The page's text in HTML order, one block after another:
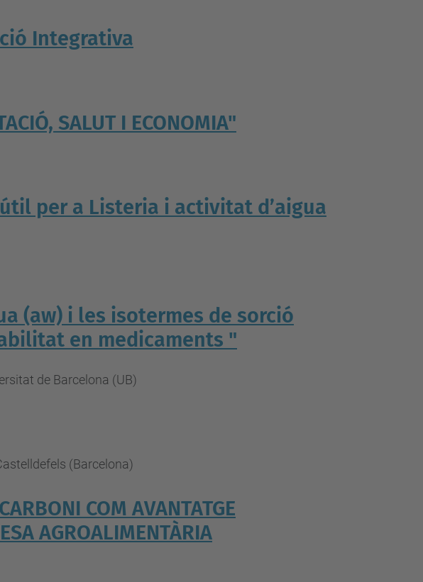
Integrativa
SALUT I ECONOMIA"
per a Listeria i activitat d’aigua
(aw) i les isotermes de sorció
en medicaments "
de Barcelona (UB)
(Barcelona)
COM AVANTATGE
AGROALIMENTÀRIA